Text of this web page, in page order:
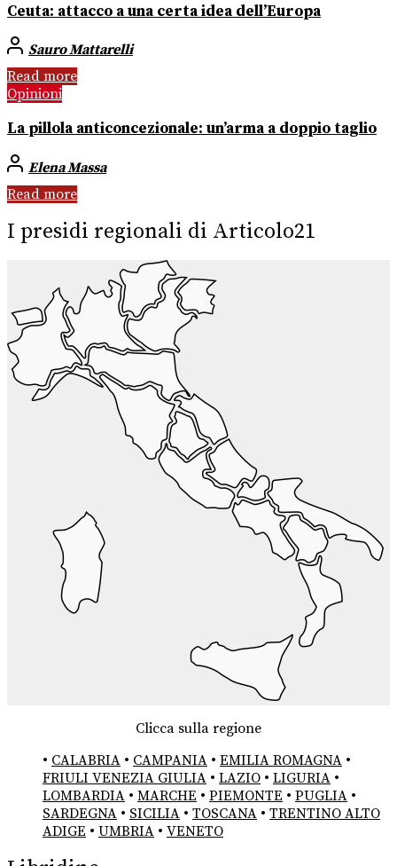
Ceuta: attacco a una certa idea dell’Europa
Sauro Mattarelli
Read more
Opinioni
La pillola anticoncezionale: un’arma a doppio taglio
Elena Massa
Read more
I presidi regionali di Articolo21
Clicca sulla regione
• CALABRIA • CAMPANIA • EMILIA ROMAGNA •
FRIULI VENEZIA GIULIA • LAZIO • LIGURIA •
LOMBARDIA • MARCHE • PIEMONTE • PUGLIA •
SARDEGNA • SICILIA • TOSCANA • TRENTINO ALTO
ADIGE • UMBRIA • VENETO